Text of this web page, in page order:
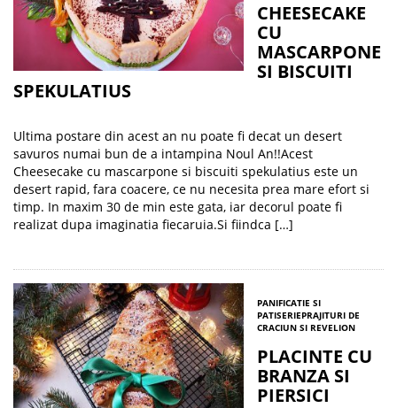
CHEESECAKE
CU
MASCARPONE
SI BISCUITI
SPEKULATIUS
Ultima postare din acest an nu poate fi decat un desert
savuros numai bun de a intampina Noul An!!Acest
Cheesecake cu mascarpone si biscuiti spekulatius este un
desert rapid, fara coacere, ce nu necesita prea mare efort si
timp. In maxim 30 de min este gata, iar decorul poate fi
realizat dupa imaginatia fiecaruia.Si fiindca […]
PANIFICATIE SI
PATISERIEPRAJITURI DE
CRACIUN SI REVELION
PLACINTE CU
BRANZA SI
PIERSICI